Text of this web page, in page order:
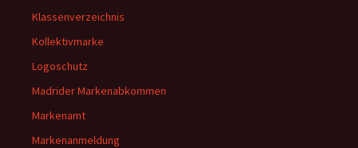
Klassenverzeichnis
Kollektivmarke
Logoschutz
Madrider Markenabkommen
Markenamt
Markenanmeldung